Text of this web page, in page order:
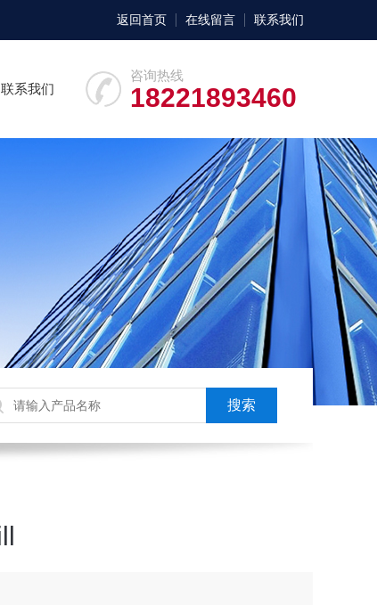
返回首页 在线留言 联系我们
咨询热线
18221893460
联系我们